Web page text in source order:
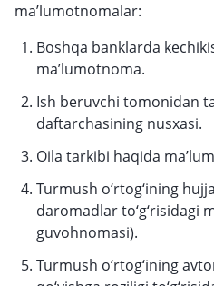
ma’lumotnomalar:
Boshqa banklarda
ma’lumotnoma.
Ish beruvchi tomonidan
daftarchasining nusxasi.
Oila tarkibi haqida
Turmush o‘rtog‘ining
daromadlar to‘g‘risidagi
guvohnomasi).
Turmush o‘rtog‘ining